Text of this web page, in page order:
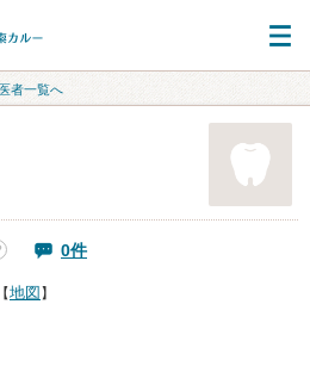
者一覧へ
0件
地図 】